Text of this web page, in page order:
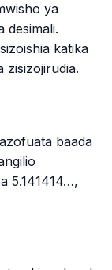
ya
desimali.
katika
zisizojirudia.
baada
5.141414…,